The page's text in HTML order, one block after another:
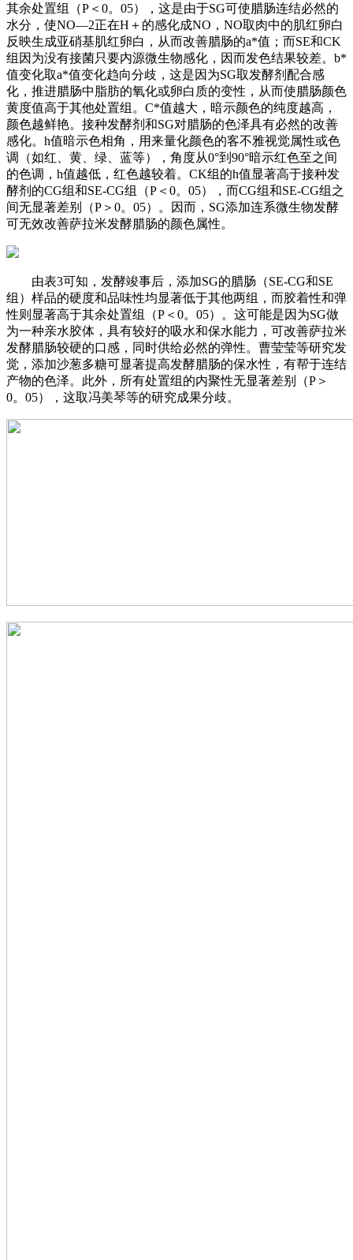
其余处置组（P＜0。05），这是由于SG可使腊肠连结必然的
水分，使NO—2正在H＋的感化成NO，NO取肉中的肌红卵白
反映生成亚硝基肌红卵白，从而改善腊肠的a*值；而SE和CK
组因为没有接菌只要内源微生物感化，因而发色结果较差。b*
值变化取a*值变化趋向分歧，这是因为SG取发酵剂配合感
化，推进腊肠中脂肪的氧化或卵白质的变性，从而使腊肠颜色
黄度值高于其他处置组。C*值越大，暗示颜色的纯度越高，
颜色越鲜艳。接种发酵剂和SG对腊肠的色泽具有必然的改善
感化。h值暗示色相角，用来量化颜色的客不雅视觉属性或色
调（如红、黄、绿、蓝等），角度从0°到90°暗示红色至之间
的色调，h值越低，红色越较着。CK组的h值显著高于接种发
酵剂的CG组和SE-CG组（P＜0。05），而CG组和SE-CG组之
间无显著差别（P＞0。05）。因而，SG添加连系微生物发酵
可无效改善萨拉米发酵腊肠的颜色属性。
由表3可知，发酵竣事后，添加SG的腊肠（SE-CG和SE
组）样品的硬度和品味性均显著低于其他两组，而胶着性和弹
性则显著高于其余处置组（P＜0。05）。这可能是因为SG做
为一种亲水胶体，具有较好的吸水和保水能力，可改善萨拉米
发酵腊肠较硬的口感，同时供给必然的弹性。曹莹莹等研究发
觉，添加沙葱多糖可显著提高发酵腊肠的保水性，有帮于连结
产物的色泽。此外，所有处置组的内聚性无显著差别（P＞
0。05），这取冯美琴等的研究成果分歧。